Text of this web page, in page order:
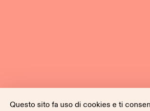
Questo sito fa uso di cookies e ti